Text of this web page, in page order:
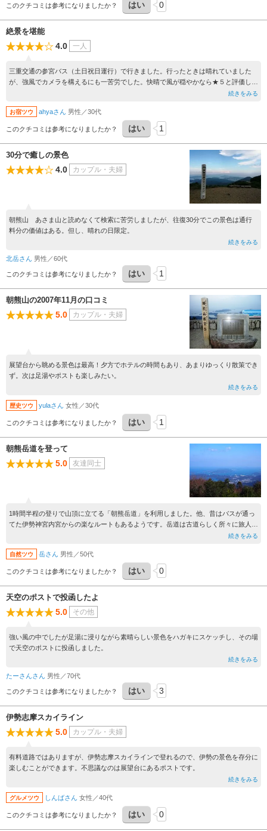
このクチコミは参考になりましたか？ はい 0
絶景を堪能
4.0 一人
三重交通の参宮バス（土日祝日運行）で行きました。行ったときは晴れていました
が、強風でカメラを構えるにも一苦労でした。快晴で風が穏やかなら★５と評価しま
す。金剛證寺（本堂）より徒歩１０～１５分かかります。参宮バス利用の方は参考ま
続きをみる
お宿ツウ ahyaさん 男性／30代
このクチコミは参考になりましたか？ はい 1
30分で癒しの景色
4.0 カップル・夫婦
朝熊山 あさま山と読めなくて検索に苦労しましたが、往復30分でこの景色は通行
料分の価値はある。但し、晴れの日限定。
続きをみる
北岳さん 男性／60代
このクチコミは参考になりましたか？ はい 1
朝熊山の2007年11月の口コミ
5.0 カップル・夫婦
展望台から眺める景色は最高！夕方でホテルの時間もあり、あまりゆっくり散策でき
ず。次は足湯やポストも楽しみたい。
続きをみる
歴史ツウ yulaさん 女性／30代
このクチコミは参考になりましたか？ はい 1
朝熊岳道を登って
5.0 友達同士
1時間半程の登りで山頂に立てる「朝熊岳道」を利用しました。他、昔はバスが通っ
てた伊勢神宮内宮からの楽なルートもあるようです。岳道は古道らしく所々に旅人を
その他、スカイラインを使って労せず山頂に立つ事が出来ます。
続きをみる
自然ツウ 岳さん 男性／50代
このクチコミは参考になりましたか？ はい 0
天空のポストで投函したよ
5.0 その他
強い風の中でしたが足湯に浸りながら素晴らしい景色をハガキにスケッチし、その場
で天空のポストに投函しました。
続きをみる
たーさんさん 男性／70代
このクチコミは参考になりましたか？ はい 3
伊勢志摩スカイライン
5.0 カップル・夫婦
有料道路ではありますが、伊勢志摩スカイラインで登れるので、伊勢の景色を存分に
楽しむことができます。不思議なのは展望台にあるポストです。
続きをみる
グルメツウ しんばさん 女性／40代
このクチコミは参考になりましたか？ はい 0